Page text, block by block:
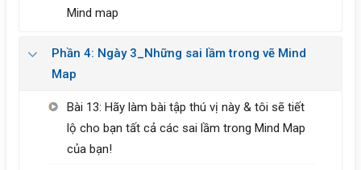
Mind map
Phần 4: Ngày 3_Những sai lầm trong vẽ Mind
Map
Bài 13: Hãy làm bài tập thú vị này & tôi sẽ tiết
lộ cho bạn tất cả các sai lầm trong Mind Map
của bạn!